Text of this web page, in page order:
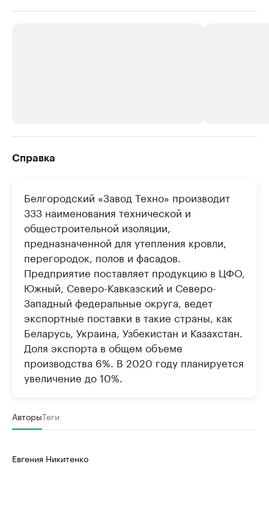
бренды спикеров бизнеса
Ознакомьтесь с
Справка
Белгородский «Завод Техно» производит
333 наименования технической и
общестроительной изоляции,
предназначенной для утепления кровли,
перегородок, полов и фасадов.
Предприятие поставляет продукцию в ЦФО,
Южный, Северо-Кавказский и Северо-
Западный федеральные округа, ведет
экспортные поставки в такие страны, как
Беларусь, Украина, Узбекистан и Казахстан.
Доля экспорта в общем объеме
производства 6%. В 2020 году планируется
увеличение до 10%.
АвторыТеги
Евгения Никитенко